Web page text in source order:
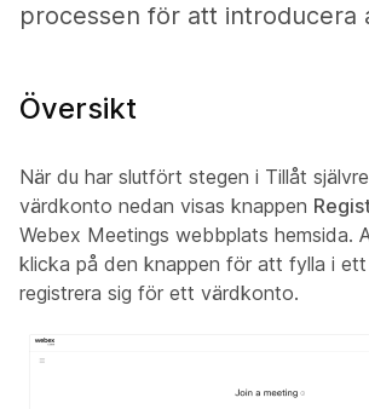
processen för att introducera
Översikt
När du har slutfört stegen i Tillåt
värdkonto nedan visas knappen
Webex Meetings webbplats hemsida.
klicka på den knappen för att fylla i
registrera sig för ett värdkonto.